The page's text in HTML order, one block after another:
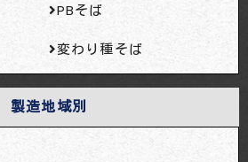
PBそば
変わり種そば
製造地域別